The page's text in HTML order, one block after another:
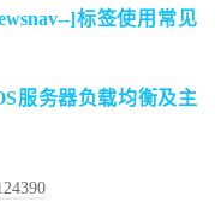
]标签使用常见
服务器负载均衡及主